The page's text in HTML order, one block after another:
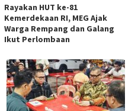
Rayakan HUT ke-81
Kemerdekaan RI, MEG Ajak
Warga Rempang dan Galang
Ikut Perlombaan